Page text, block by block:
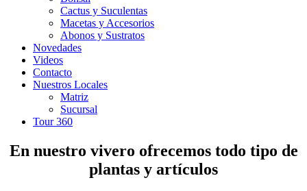
Cactus y Suculentas
Macetas y Accesorios
Abonos y Sustratos
Novedades
Videos
Contacto
Nuestros Locales
Matriz
Sucursal
Tour 360
En nuestro vivero ofrecemos todo tipo de
plantas y artículos